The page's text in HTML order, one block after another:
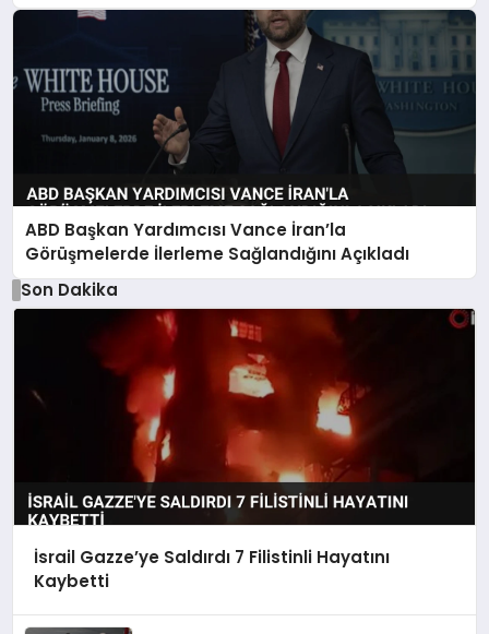
ABD Başkan Yardımcısı Vance İran’la
Görüşmelerde İlerleme Sağlandığını Açıkladı
Son Dakika
İsrail Gazze’ye Saldırdı 7 Filistinli Hayatını
Kaybetti